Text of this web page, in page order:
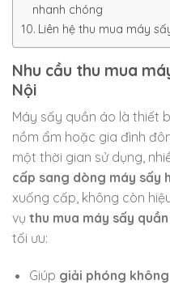
nhanh chóng
Liên hệ thu mua máy
Nhu cầu thu mua
Nội
Máy sấy quần áo là thiết
nồm ẩm hoặc gia đình
một thời gian sử dụng,
cấp sang dòng máy sấy
xuống cấp, không còn
vụ thu mua máy sấy
tối ưu:
Giúp giải phóng